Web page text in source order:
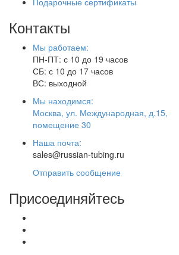
Контакты
Мы работаем:
ПН-ПТ: с 10 до 19 часов
СБ: с 10 до 17 часов
ВС: выходной
Мы находимся:
Москва, ул. Международная, д.15,
помещение 30
Наша почта:
sales@russian-tubing.ru
Отправить сообщение
Присоединяйтесь